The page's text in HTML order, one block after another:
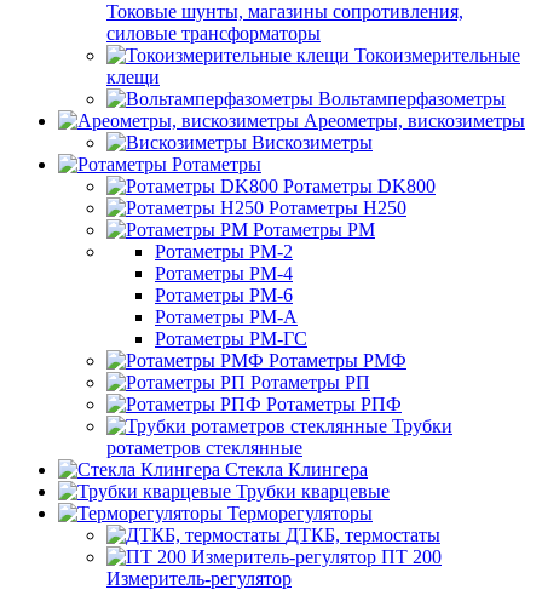
Токовые шунты, магазины сопротивления,
силовые трансформаторы
Токоизмерительные
клещи
Вольтамперфазометры
Ареометры, вискозиметры
Вискозиметры
Ротаметры
Ротаметры DK800
Ротаметры H250
Ротаметры РМ
Ротаметры РМ-2
Ротаметры РМ-4
Ротаметры РМ-6
Ротаметры РМ-А
Ротаметры РМ-ГС
Ротаметры РМФ
Ротаметры РП
Ротаметры РПФ
Трубки
ротаметров стеклянные
Стекла Клингера
Трубки кварцевые
Терморегуляторы
ДТКБ, термостаты
ПТ 200
Измеритель-регулятор